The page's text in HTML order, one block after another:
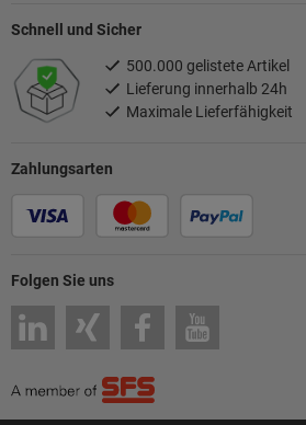
Folgen Sie uns
Zahlungsarten
Schnell und Sicher
500.000 gelistete Artikel
Lieferung innerhalb 24h
Maximale Lieferfähigkeit